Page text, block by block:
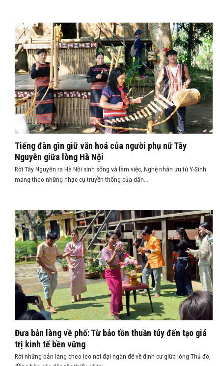
Tiếng đàn gìn giữ văn hoá của người phụ nữ Tây
Nguyên giữa lòng Hà Nội
Rời Tây Nguyên ra Hà Nội sinh sống và làm việc, Nghệ nhân ưu tú Y-Sinh
mang theo những nhạc cụ truyền thống của dân...
Đưa bản làng về phố: Từ bảo tồn thuần túy đến tạo giá
trị kinh tế bền vững
Rời những bản làng cheo leo nơi đại ngàn để về định cư giữa lòng Thủ đô,